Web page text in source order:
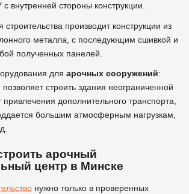
внутренней стороны конструкции.
производит конструкции из
металла, с последующим сшивкой и
полученных панелей.
для арочных сооружений:
строить здания неограниченной
дополнительного транспорта,
большим атмосферным нагрузкам,
арочный
центр в Минске
нужно только в проверенных